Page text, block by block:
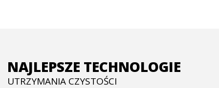
NAJLEPSZE TECHNOLOGIE
UTRZYMANIA CZYSTOŚCI